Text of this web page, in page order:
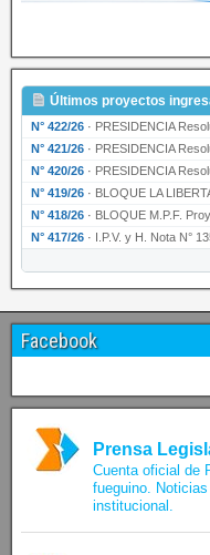
Últimos proyectos
N° 422/26 · PRESIDENCIA
N° 421/26 · PRESIDENCIA
N° 420/26 · PRESIDENCIA
N° 419/26 · BLOQUE LA LIBERTAD
N° 418/26 · BLOQUE M.P.F. Proyecto de
N° 417/26 · I.P.V. y H. Nota N° 1358/
Facebook
Prensa
Cuenta oficial de
fueguino.
institucional.